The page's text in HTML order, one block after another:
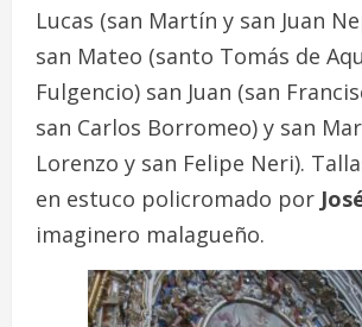
Lucas (san Martín y san Juan
san Mateo (santo Tomás de
Fulgencio) san Juan (san
san Carlos Borromeo) y san
Lorenzo y san Felipe Neri).
en estuco policromado por
imaginero malagueño.